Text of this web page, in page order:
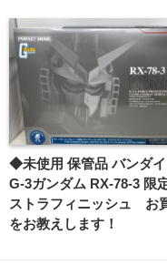
◆未使用 保管品 バンダ
G-3ガンダム RX-78-3 限
ストラフィニッシュ お
をお教えします！